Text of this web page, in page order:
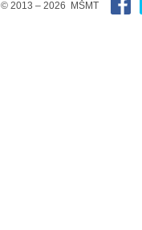
© 2013 – 2026 MŠMT